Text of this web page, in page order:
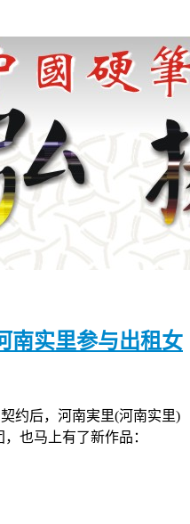
南实里参与出租女
约后，河南実里(河南实里)
也马上有了新作品：